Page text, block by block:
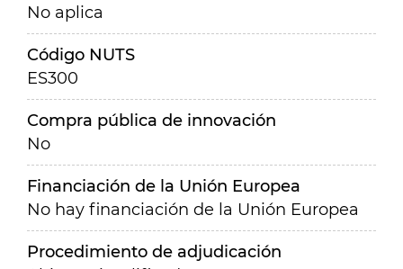
No aplica
Código NUTS
ES300
Compra pública de innovación
No
Financiación de la Unión Europea
No hay financiación de la Unión Europea
Procedimiento de adjudicación